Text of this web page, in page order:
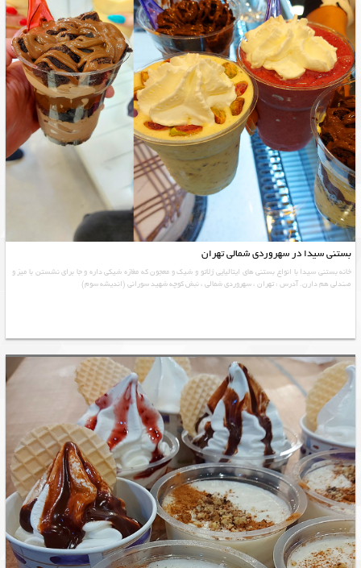
بستنی سیدا در سهروردی شمالی تهران
خانه بستنی سیدا با انواع بستنی های ایتالیایی ژلاتو و شیک و معجون که مغازه شیکی داره و جا برای نشستن با میز و
صندلی هم دارن. آدرس : تهران ، سهروردی شمالی ، نبش کوچه شهید سورانی (اندیشه سوم)